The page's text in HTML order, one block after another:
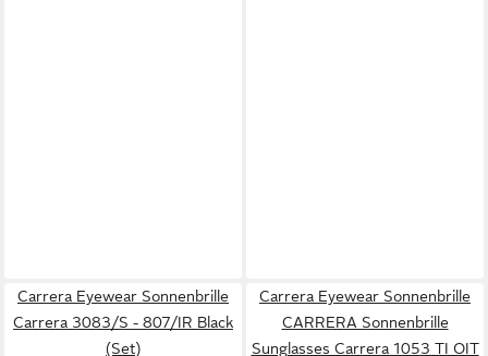
Carrera Eyewear Sonnenbrille
Carrera 3083/S - 807/IR Black
(Set)
Carrera Eyewear Sonnenbrille
CARRERA Sonnenbrille
Sunglasses Carrera 1053 TI OIT